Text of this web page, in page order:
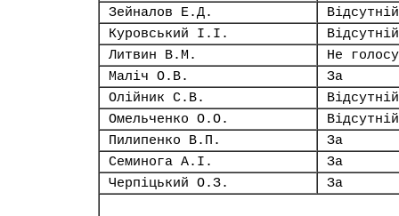
Зейналов Е.Д.
Відсутній
Куровський І.І.
Відсутній
Литвин В.М.
Не
Маліч О.В.
За
Олійник С.В.
Відсутній
Омельченко О.О.
Відсутній
Пилипенко В.П.
За
Семинога А.І.
За
Черпіцький О.З.
За